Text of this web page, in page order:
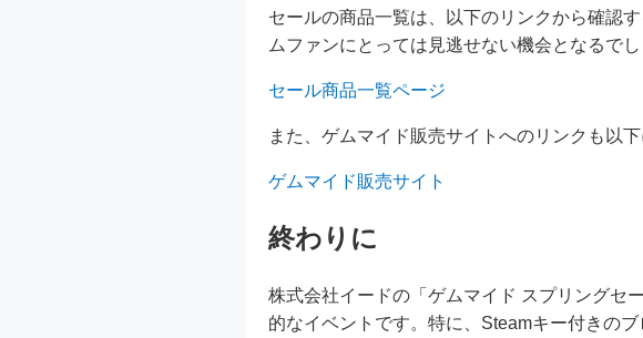
セールの商品一覧は、以下のリンクから確認
ムファンにとっては見逃せない機会となるでし
セール商品一覧ページ
また、ゲムマイド販売サイトへのリンクも以
ゲムマイド販売サイト
終わりに
株式会社イードの「ゲムマイド スプリングセ
的なイベントです。特に、Steamキー付きの